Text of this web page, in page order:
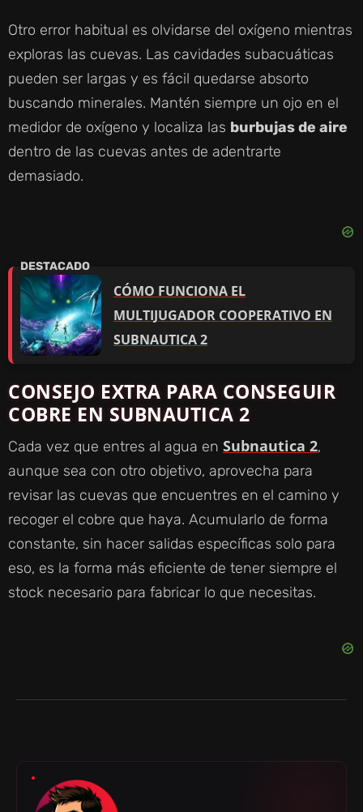
Otro error habitual es olvidarse del oxígeno mientras
exploras las cuevas. Las cavidades subacuáticas
pueden ser largas y es fácil quedarse absorto
buscando minerales. Mantén siempre un ojo en el
medidor de oxígeno y localiza las burbujas de aire
dentro de las cuevas antes de adentrarte
demasiado.
CÓMO FUNCIONA EL
MULTIJUGADOR COOPERATIVO EN
SUBNAUTICA 2
CONSEJO EXTRA PARA CONSEGUIR
COBRE EN SUBNAUTICA 2
Cada vez que entres al agua en Subnautica 2,
aunque sea con otro objetivo, aprovecha para
revisar las cuevas que encuentres en el camino y
recoger el cobre que haya. Acumularlo de forma
constante, sin hacer salidas específicas solo para
eso, es la forma más eficiente de tener siempre el
stock necesario para fabricar lo que necesitas.